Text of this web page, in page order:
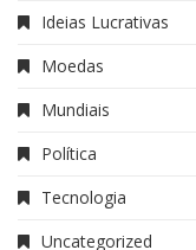
Ideias Lucrativas
Moedas
Mundiais
Política
Tecnologia
Uncategorized